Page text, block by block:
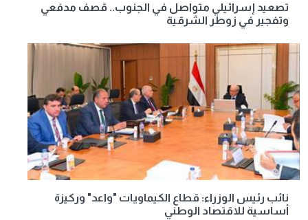
تصعيد إسرائيلي متواصل في الجنوب.. قصف مدفعي
وتفجير في زوطر الشرقية
نائب رئيس الوزراء: قطاع الكيماويات "واعد" وركيزة
أساسية للاقتصاد الوطني